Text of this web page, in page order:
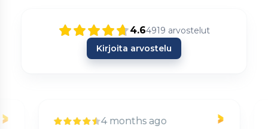
4.64919 arvostelut
Kirjoita arvostelu
4 months ago